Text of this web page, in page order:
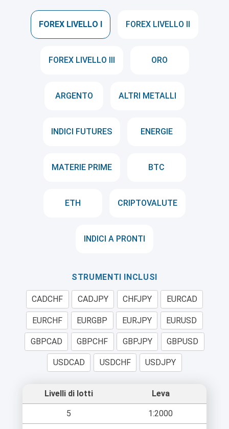
FOREX LIVELLO I FOREX LIVELLO II
FOREX LIVELLO III ORO
ARGENTO ALTRI METALLI
INDICI FUTURES ENERGIE
MATERIE PRIME BTC
ETH CRIPTOVALUTE
INDICI A PRONTI
STRUMENTI INCLUSI
CADCHF CADJPY CHFJPY EURCAD
EURCHF EURGBP EURJPY EURUSD
GBPCAD GBPCHF GBPJPY GBPUSD
USDCAD USDCHF USDJPY
Livelli di lotti Leva
5 1:2000